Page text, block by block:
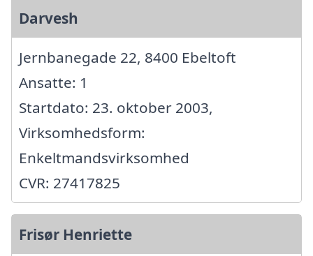
Darvesh
Jernbanegade 22, 8400 Ebeltoft
Ansatte: 1
Startdato: 23. oktober 2003,
Virksomhedsform:
Enkeltmandsvirksomhed
CVR: 27417825
Frisør Henriette